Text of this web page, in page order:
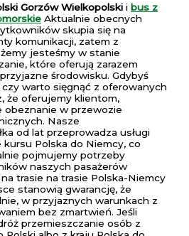
Gorzów Wielkopolski i bus z
Aktualnie obecnych
skupia się na
komunikacji, zatem z
jesteśmy w stanie
które oferują zarazem
środowisku. Gdybyś
czy warto sięgnąć z oferowanych
że oferujemy klientom,
obeznanie w przewozie
Nasze
od lat przeprowadza usługi
Polska do Niemcy, co
pojmujemy potrzeby
naszych pasażerów
trasie na trasie Polska-Niemcy
stanowią gwarancję, że
w przyjaznych warunkach z
bez zmartwień. Jeśli
przemieszczanie osób z